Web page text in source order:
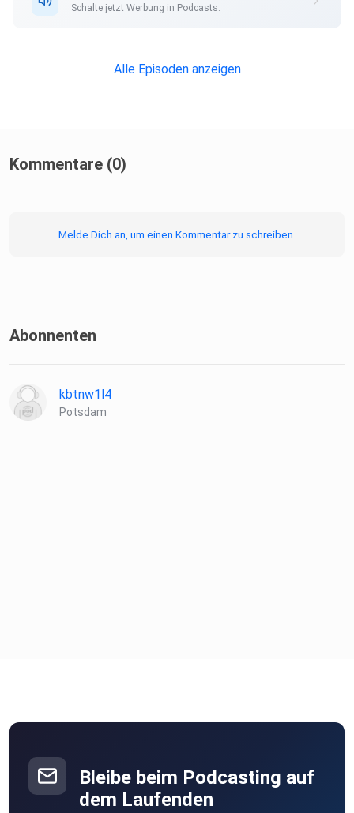
Schalte jetzt Werbung in Podcasts.
Alle Episoden anzeigen
Kommentare (0)
Melde Dich an, um einen Kommentar zu schreiben.
Abonnenten
kbtnw1l4
Potsdam
Bleibe beim Podcasting auf
dem Laufenden